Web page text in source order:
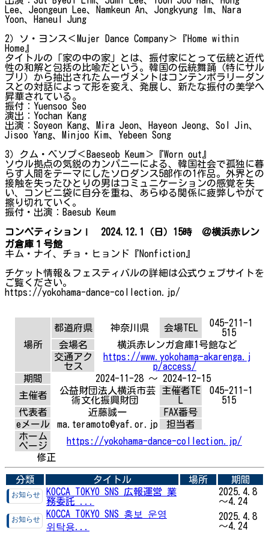
Lee、Jeongeun Lee、Namkeun An、Jongkyung Im、Nara
Yoon、Haneul Jung
2）ソ・ヨンス＜Mujer Dance Company＞『Home within
Home』
タイトルの「家の中の家」とは、振付家にとって伝統と近代
性の和解と包括の比喩だという。韓国の伝統舞踊（特にサル
プリ）から抽出されたムーヴメントはコンテンポラリーダン
スとの対話によって形を変え、発展し、新たな振付の美学へ
昇華されている。
振付：Yuensoo Seo
演出：Yochan Kang
出演：Soyeon Kang、Mira Jeon、Hayeon Jeong、Sol Jin、
Jisoo Yang、Minjoo Kim、Yebeen Song
3）クム・ベソプ＜Baeseob Keum＞『Worn out』
ソウル拠点の気鋭のカンパニーによる、韓国社会で孤独に暮
らす人間をテーマにしたソロダンス5部作の1作品。外界との
接触を失ったひとりの男はコミュニケーションの感覚を失
い、コンビニ袋に自分を重ね、あらゆる関係に疲弊しやがて
擦り切れていく。
振付・出演：Baesub Keum
コンペティションⅠ 2024.12.1（日）15時 ＠横浜赤レン
ガ倉庫１号館
キム・ナイ、チョ・ヒョンド『Nonfiction』
チケット情報＆フェスティバルの詳細は公式ウェブサイトを
ご覧ください。
https://yokohama-dance-collection.jp/
場所
都道府県 神奈川県 会場TEL
045-211-1
515
会場名
横浜赤レンガ倉庫1号館など
交通アク
セス
https://www.yokohama-akarenga.j
p/access/
期間
2024-11-28 ～ 2024-12-15
主催者
公益財団法人横浜市芸
術文化振興財団
主催者TE
045-211-1
515
代表者
近藤誠一
FAX番号
eメール
ma.teramoto@yaf.or.jp
担当者
ホーム
ページ
https://yokohama-dance-collection.jp/
修正
分類 タイトル 場所
期間
KOCCA TOKYO SNS 広報運営 業
務委託 ...
2025.4.8
～4.24
KOCCA TOKYO SNS 홍보 운영
위탁용...
2025.4.8
～4.24